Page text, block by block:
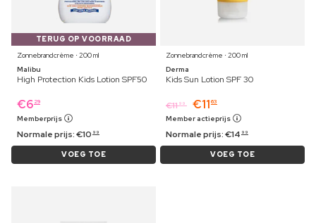
TERUG OP VOORRAAD
Zonnebrandcrème ⋅ 200 ml
Malibu
High Protection Kids Lotion SPF50
€6 29
Memberprijs
Normale prijs:€10 99
VOEG TOE
Zonnebrandcrème ⋅ 200 ml
Derma
Kids Sun Lotion SPF 30
€11 99 €11 63
Member actieprijs
Normale prijs:€14 99
VOEG TOE